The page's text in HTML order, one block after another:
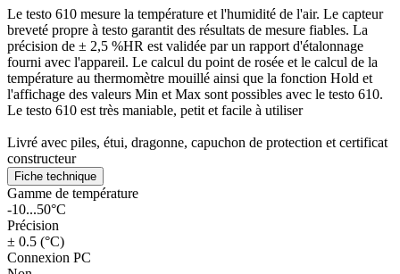
Le testo 610 mesure la température et l'humidité de l'air. Le capteur
breveté propre à testo garantit des résultats de mesure fiables. La
précision de ± 2,5 %HR est validée par un rapport d'étalonnage
fourni avec l'appareil. Le calcul du point de rosée et le calcul de la
température au thermomètre mouillé ainsi que la fonction Hold et
l'affichage des valeurs Min et Max sont possibles avec le testo 610.
Le testo 610 est très maniable, petit et facile à utiliser
Livré avec piles, étui, dragonne, capuchon de protection et certificat
constructeur
Fiche technique
Gamme de température
-10...50°C
Précision
± 0.5 (°C)
Connexion PC